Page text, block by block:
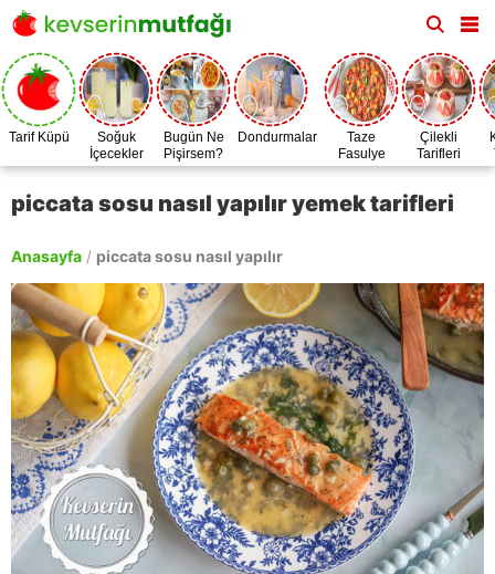
Tarif Küpü
Soğuk
İçecekler
Bugün Ne
Pişirsem?
Dondurmalar
Taze
Fasulye
Zamanı
Çilekli
Tarifleri
piccata sosu nasıl yapılır yemek tarifleri
Anasayfa / piccata sosu nasıl yapılır